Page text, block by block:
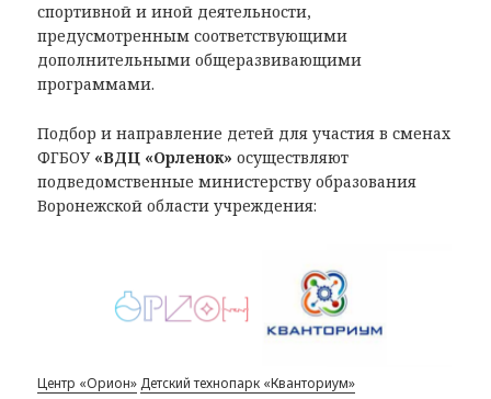
спортивной и иной деятельности,
предусмотренным соответствующими
дополнительными общеразвивающими
программами.
Подбор и направление детей для участия в сменах
ФГБОУ «ВДЦ «Орленок» осуществляют
подведомственные министерству образования
Воронежской области учреждения:
Центр «Орион» Детский технопарк «Кванториум»